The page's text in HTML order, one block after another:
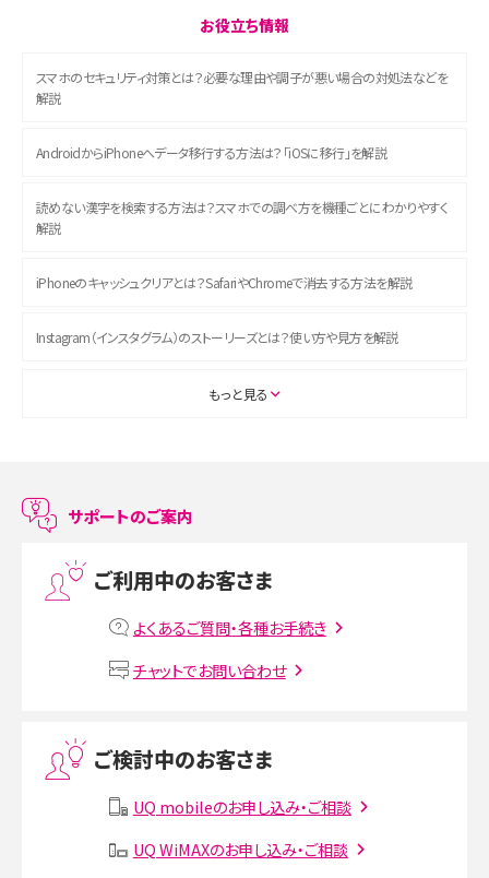
お役立ち情報
スマホのセキュリティ対策とは？必要な理由や調子が悪い場合の対処法などを
解説
AndroidからiPhoneへデータ移行する方法は？「iOSに移行」を解説
読めない漢字を検索する方法は？スマホでの調べ方を機種ごとにわかりやすく
解説
iPhoneのキャッシュクリアとは？SafariやChromeで消去する方法を解説
Instagram（インスタグラム）のストーリーズとは？使い方や見方を解説
ASMRとは？初心者向けの代表ジャンルや楽しみ方を解説
LINEで友だちを削除する方法は？方法ごとの影響や復活・復元する方法も解説
プリペイドSIMとは？種類やメリット・デメリット、利用までの流れを解説
VPN接続とは？仕組みや必要性、メリット・デメリット、接続方法を解説
Instagram（インスタグラム）でスクショするとバレる？バレるケースや撮り方も解
SMSとは？料金やできること、注意点や届かない時の対処法を解説
もっと見る
サポートのご案内
ご利用中のお客さま
よくあるご質問・各種お手続き
チャットでお問い合わせ
ご検討中のお客さま
UQ mobileのお申し込み・ご相談
UQ WiMAXのお申し込み・ご相談